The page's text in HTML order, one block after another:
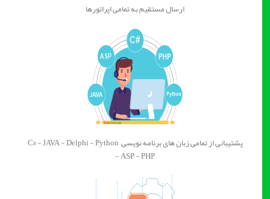
ارسال مستقیم به تمامی اپراتورها
پشتیبانی از تمامی زبان های برنامه نویسی C# - JAVA - Delphi - Python
- ASP - PHP